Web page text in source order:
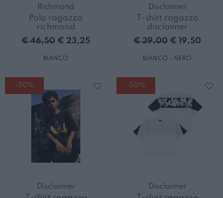
Richmond
Polo ragazzo
richmond
€ 46,50 € 23,25
BIANCO
Disclaimer
T-shirt ragazzo
disclaimer
€ 39,00 € 19,50
BIANCO - NERO
-50%
Disclaimer
-50%
Disclaimer